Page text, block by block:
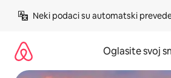
Neki podaci su automatski
Oglasite svoj